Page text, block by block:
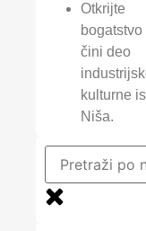
Otkrijte
bogatstvo
čini deo
kulturne
Niša.